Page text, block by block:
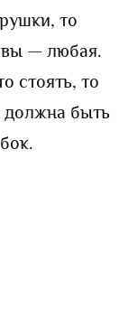
то
— любая.
стоять, то
должна быть